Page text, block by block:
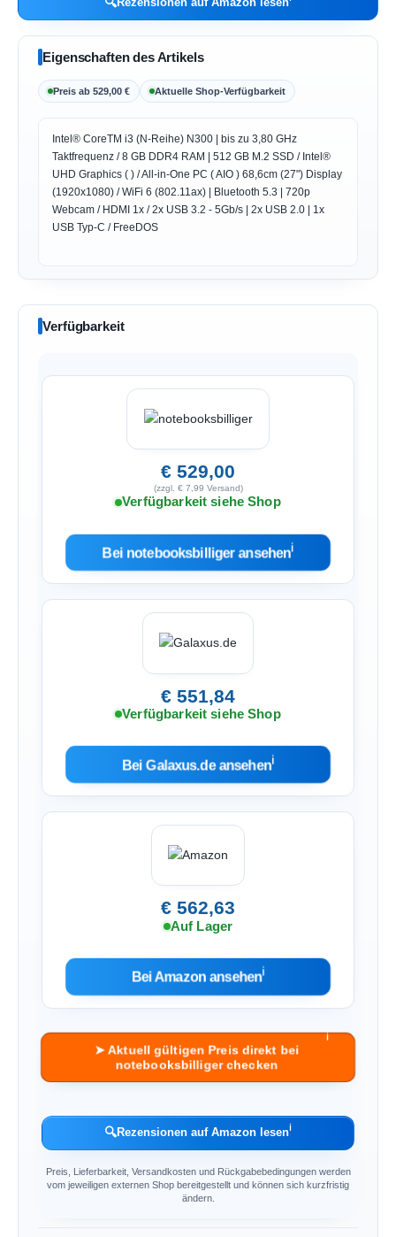
Eigenschaften des Artikels
Preis ab 529,00 € Aktuelle Shop-Verfügbarkeit
Intel® CoreTM i3 (N-Reihe) N300 | bis zu 3,80 GHz
Taktfrequenz / 8 GB DDR4 RAM | 512 GB M.2 SSD / Intel®
UHD Graphics ( ) / All-in-One PC ( AIO ) 68,6cm (27") Display
(1920x1080) / WiFi 6 (802.11ax) | Bluetooth 5.3 | 720p
Webcam / HDMI 1x / 2x USB 3.2 - 5Gb/s | 2x USB 2.0 | 1x
USB Typ-C / FreeDOS
Verfügbarkeit
€ 529,00
(zzgl. € 7,99 Versand)
Verfügbarkeit siehe Shop
Bei notebooksbilliger ansehenℹ︎
€ 551,84
Verfügbarkeit siehe Shop
Bei Galaxus.de ansehenℹ︎
€ 562,63
Auf Lager
Bei Amazon ansehenℹ︎
➤ Aktuell gültigen Preis direkt bei
notebooksbilliger checken
ℹ︎
🔍Rezensionen auf Amazon lesenℹ︎
Preis, Lieferbarkeit, Versandkosten und Rückgabebedingungen werden
vom jeweiligen externen Shop bereitgestellt und können sich kurzfristig
ändern.